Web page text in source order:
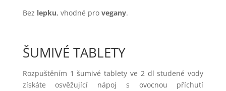
Bez lepku, vhodné provegany.
ŠUMIVÉ TABLETY
Rozpuštěním 1 šumivé tablety ve 2 dl studené vody
získáte osvěžující nápoj s ovocnou příchutí